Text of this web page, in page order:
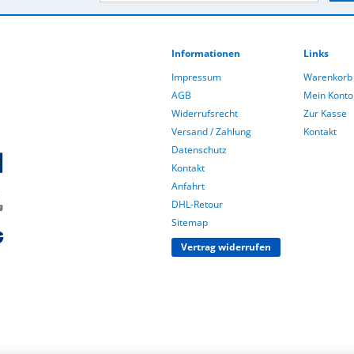
Informationen
Impressum
AGB
Widerrufsrecht
Versand / Zahlung
Datenschutz
Kontakt
Anfahrt
DHL-Retour
Sitemap
Vertrag widerrufen
Links
Warenkorb
Mein Konto
Zur Kasse
Kontakt